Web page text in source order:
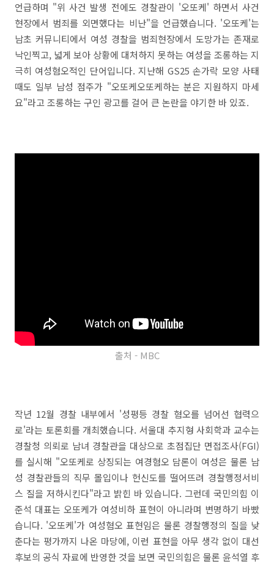
언급하며 "위 사건 발생 전에도 경찰관이 '오또케' 하면서 사건
현장에서 범죄를 외면했다는 비난"을 언급했습니다. '오또케'는
남초 커뮤니티에서 여성 경찰을 범죄현장에서 도망가는 존재로
낙인찍고, 넓게 보아 상황에 대처하지 못하는 여성을 조롱하는 지
극히 여성혐오적인 단어입니다. 지난해 GS25 손가락 모양 사태
때도 일부 남성 점주가 "오또케오또케하는 분은 지원하지 마세
요"라고 조롱하는 구인 광고를 걸어 큰 논란을 야기한 바 있죠.
출처 - MBC
작년 12월 경찰 내부에서 '성평등 경찰 혐오를 넘어선 협력으
로'라는 토론회를 개최했습니다. 서울대 추지형 사회학과 교수는
경찰청 의뢰로 남녀 경찰관을 대상으로 초점집단 면접조사(FGI)
를 실시해 "오또케로 상징되는 여경혐오 담론이 여성은 물론 남
성 경찰관들의 직무 몰입이나 헌신도를 떨어뜨려 경찰행정서비
스 질을 저하시킨다"라고 밝힌 바 있습니다. 그런데 국민의힘 이
준석 대표는 오또케가 여성비하 표현이 아니라며 변명하기 바빴
습니다. '오또케'가 여성혐오 표현임은 물론 경찰행정의 질을 낮
춘다는 평가까지 나온 마당에, 이런 표현을 아무 생각 없이 대선
후보의 공식 자료에 반영한 것을 보면 국민의힘은 물론 윤석열 후